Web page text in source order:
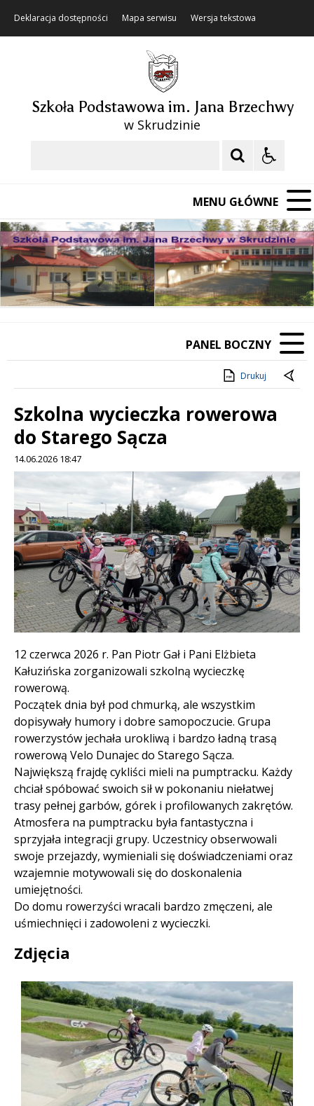
Deklaracja dostępności Mapa serwisu Wersja tekstowa
Szkoła Podstawowa im. Jana Brzechwy
w Skrudzinie
MENU GŁÓWNE
Poprzedni Element
Następny Element
❚❚
PANEL BOCZNY
Drukuj
Szkolna wycieczka rowerowa
do Starego Sącza
14.06.2026 18:47
Treść
12 czerwca 2026 r. Pan Piotr Gał i Pani Elżbieta
Kałuzińska zorganizowali szkolną wycieczkę
rowerową.
Początek dnia był pod chmurką, ale wszystkim
dopisywały humory i dobre samopoczucie. Grupa
rowerzystów jechała urokliwą i bardzo ładną trasą
rowerową Velo Dunajec do Starego Sącza.
Największą frajdę cykliści mieli na pumptracku. Każdy
chciał spóbować swoich sił w pokonaniu niełatwej
trasy pełnej garbów, górek i profilowanych zakrętów.
Atmosfera na pumptracku była fantastyczna i
sprzyjała integracji grupy. Uczestnicy obserwowali
swoje przejazdy, wymieniali się doświadczeniami oraz
wzajemnie motywowali się do doskonalenia
umiejętności.
Do domu rowerzyści wracali bardzo zmęczeni, ale
uśmiechnięci i zadowoleni z wycieczki.
Zdjęcia